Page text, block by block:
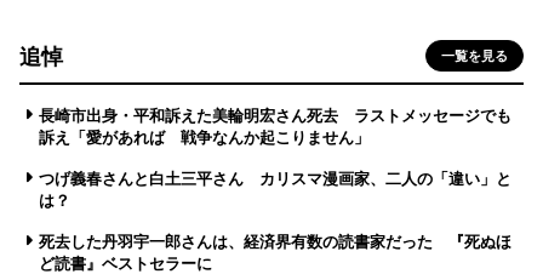
追悼 一覧を見る
長崎市出身・平和訴えた美輪明宏さん死去 ラストメッセージでも
訴え「愛があれば 戦争なんか起こりません」
つげ義春さんと白土三平さん カリスマ漫画家、二人の「違い」と
は？
死去した丹羽宇一郎さんは、経済界有数の読書家だった 『死ぬほ
ど読書』ベストセラーに